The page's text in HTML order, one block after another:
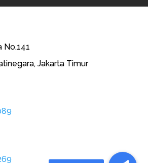
No.141
Jakarta Timur